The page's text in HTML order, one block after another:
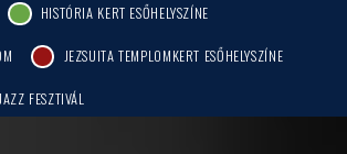
HISTÓRIA KERT ESŐHELYSZÍNE
JEZSUITA TEMPLOMKERT ESŐHELYSZÍNE
FESZTIVÁL